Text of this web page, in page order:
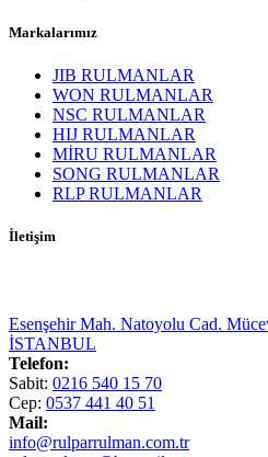
Markalarımız
JIB RULMANLAR
WON RULMANLAR
NSC RULMANLAR
HIJ RULMANLAR
MİRU RULMANLAR
SONG RULMANLAR
RLP RULMANLAR
İletişim
Esenşehir Mah. Natoyolu Cad.
İSTANBUL
Telefon:
Sabit: 0216 540 15 70
Cep: 0537 441 40 51
Mail:
info@rulparrulman.com.tr